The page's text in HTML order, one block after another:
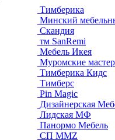
Тимберика
Минский
Скандия
тм SanRemi
Мебель Икея
Муромские
Тимберика Кидс
Тимберс
Pin Magic
Дизайнерская
Лидская МФ
Панормо Мебель
СП ММZ